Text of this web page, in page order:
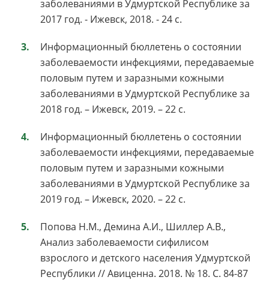
заболеваниями в Удмуртской Республике за
2017 год. - Ижевск, 2018. - 24 с.
Информационный бюллетень о состоянии
заболеваемости инфекциями, передаваемые
половым путем и заразными кожными
заболеваниями в Удмуртской Республике за
2018 год. – Ижевск, 2019. – 22 с.
Информационный бюллетень о состоянии
заболеваемости инфекциями, передаваемые
половым путем и заразными кожными
заболеваниями в Удмуртской Республике за
2019 год. – Ижевск, 2020. – 22 с.
Попова Н.М., Демина А.И., Шиллер А.В.,
Анализ заболеваемости сифилисом
взрослого и детского населения Удмуртской
Республики // Авиценна. 2018. № 18. С. 84-87